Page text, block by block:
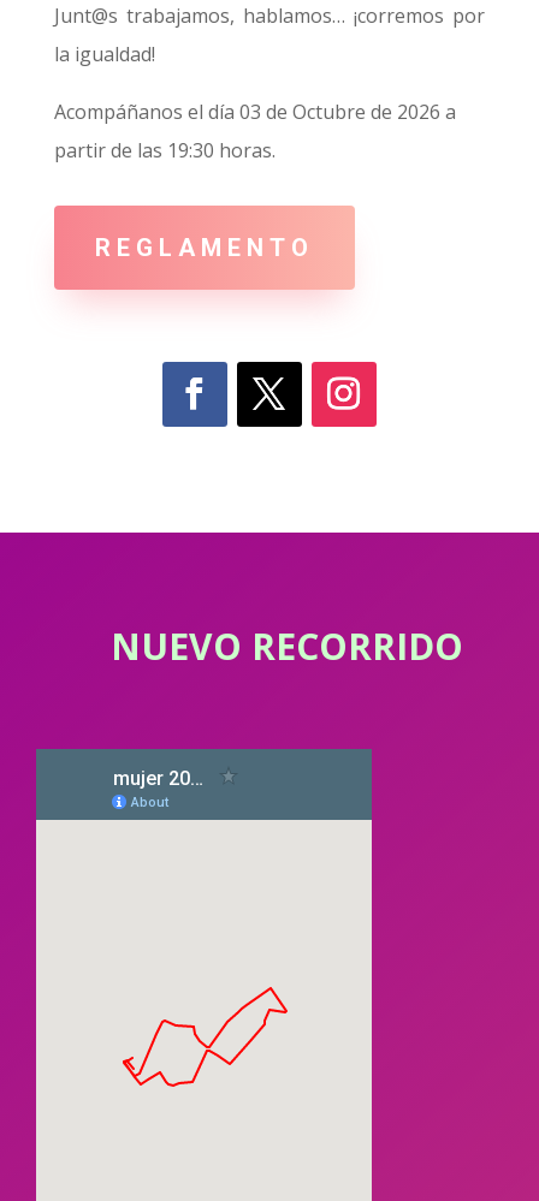
Junt@s trabajamos, hablamos… ¡corremos por
la igualdad!
Acompáñanos el día 03 de Octubre de 2026 a
partir de las 19:30 horas.
REGLAMENTO
NUEVO RECORRIDO